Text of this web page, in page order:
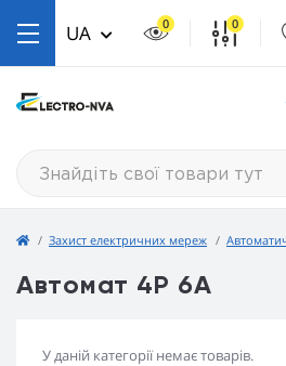
UA 0 0
Захист електричних мереж
Автомат 4P 6А
У даній категорії немає товарів.